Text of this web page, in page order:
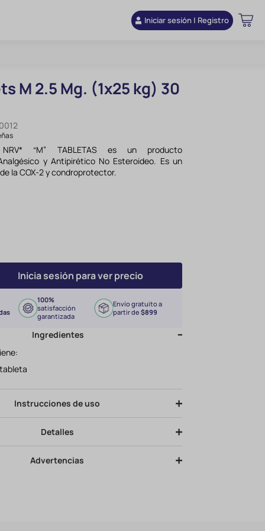
Iniciar sesión | Registro
M 2.5 Mg. (1x25 kg) 30
NRV* “M” TABLETAS es un producto
y Antipirético No Esteroideo. Es un
la COX-2 y condroprotector.
Inicia sesión para ver precio
100%
satisfacción
garantizada
Envío gratuito a
partir de $899
Ingredientes
Instrucciones de uso
Detalles
Advertencias